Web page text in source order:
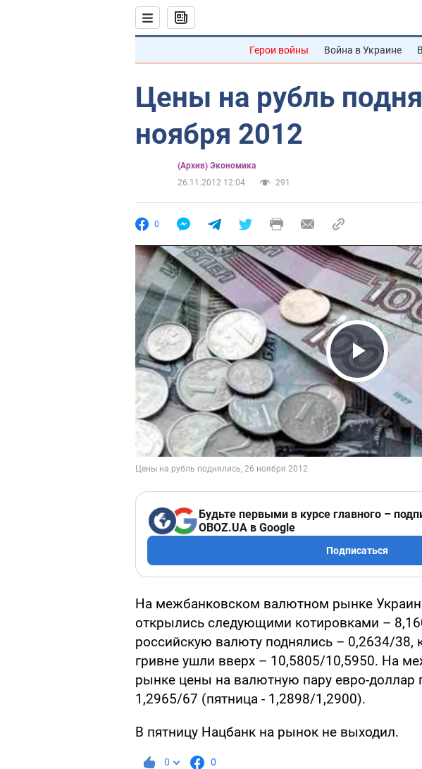
Герои войны Война в Украине
Цены на рубль
ноября 2012
(Архив) Экономика
26.11.2012 12:04
291
0
Play
Будьте первыми в курсе главного –
OBOZ.UA в Google
Подписаться
На межбанковском валютном рынке
открылись следующими котировками –
российскую валюту поднялись – 0,2634/38,
гривне ушли вверх – 10,5805/10,5950. На
рынке цены на валютную пару евро-доллар
1,2965/67 (пятница - 1,2898/1,2900).
В пятницу Нацбанк на рынок не выходил.
0 0